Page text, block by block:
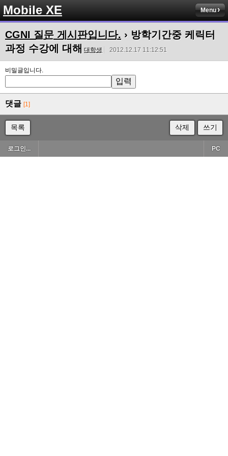
Mobile XE Menu
CGNI 질문 게시판입니다. › 방학기간중 케릭터
과정 수강에 대해 대학생 2012.12.17 11:12:51
비밀글입니다.
댓글 [1]
목록 쓰기
삭제
로그인... PC